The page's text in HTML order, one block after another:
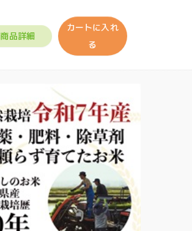
商品詳細
カートに入れ
る